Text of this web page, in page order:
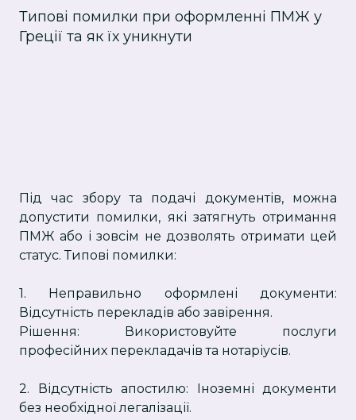
Типові помилки при оформленні ПМЖ у
Греції та як їх уникнути
Під час збору та подачі документів, можна
допустити помилки, які затягнуть отримання
ПМЖ або і зовсім не дозволять отримати цей
статус. Типові помилки:
1. Неправильно оформлені документи:
Відсутність перекладів або завірення.
Рішення: Використовуйте послуги
професійних перекладачів та нотаріусів.
2. Відсутність апостилю: Іноземні документи
без необхідної легалізації.